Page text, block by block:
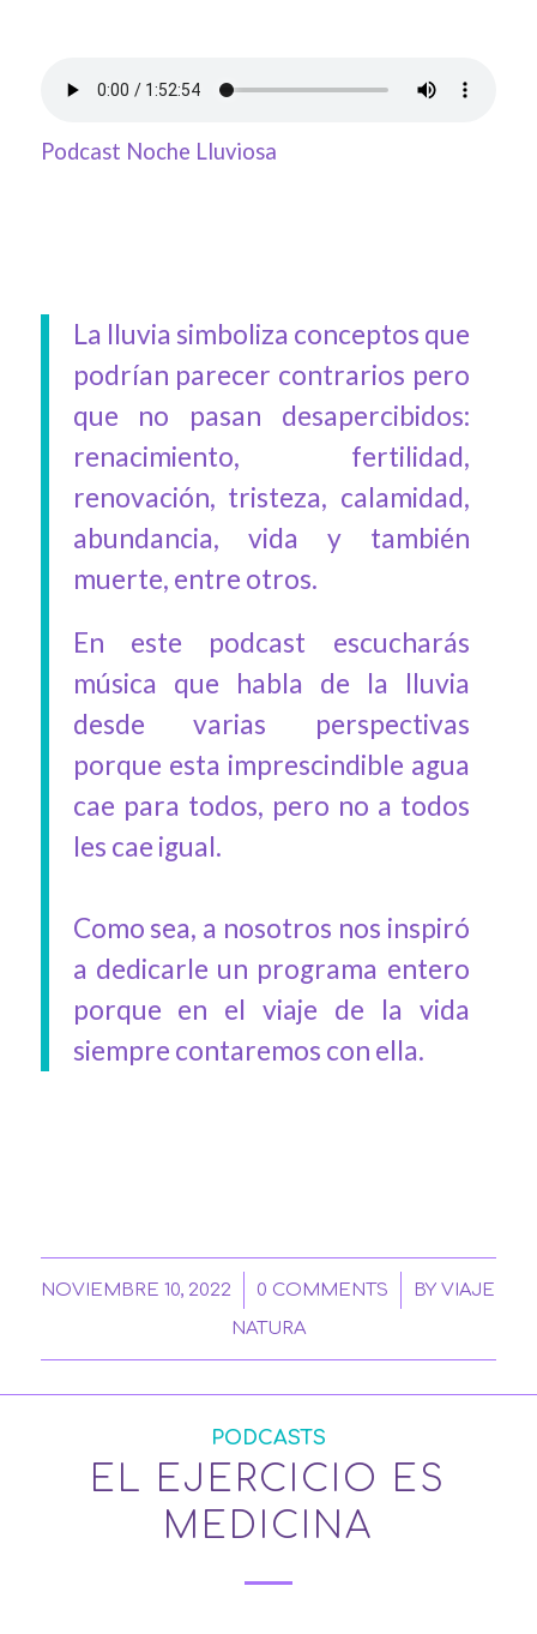
Podcast Noche Lluviosa
La lluvia simboliza conceptos que
podrían parecer contrarios pero
que no pasan desapercibidos:
renacimiento, fertilidad,
renovación, tristeza, calamidad,
abundancia, vida y también
muerte, entre otros.
En este podcast escucharás
música que habla de la lluvia
desde varias perspectivas
porque esta imprescindible agua
cae para todos, pero no a todos
les cae igual.
Como sea, a nosotros nos inspiró
a dedicarle un programa entero
porque en el viaje de la vida
siempre contaremos con ella.
NOVIEMBRE 10, 2022
/ 0 COMMENTS
/ BYVIAJE
NATURA
PODCASTS
EL EJERCICIO ES
MEDICINA